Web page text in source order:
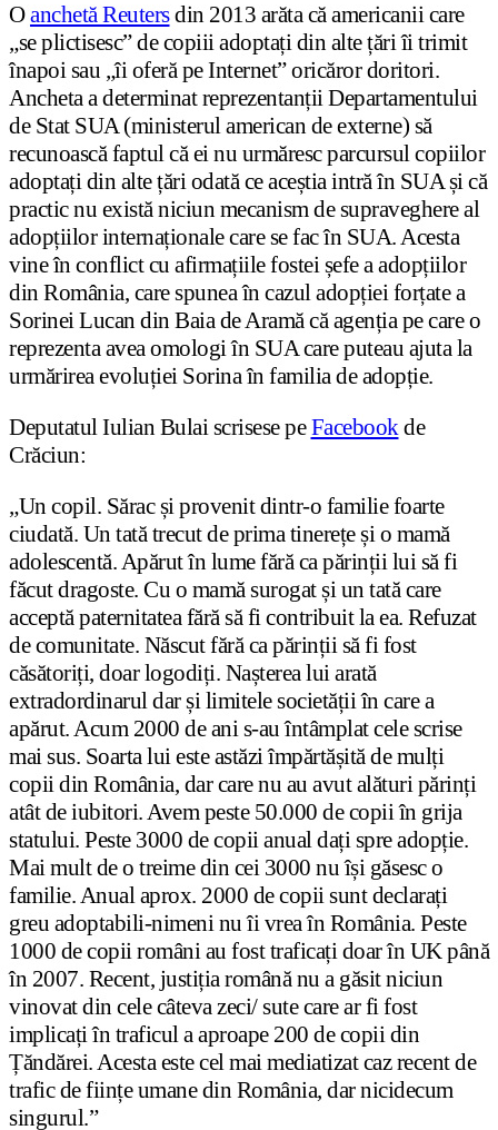
Oanchetă Reutersdin 2013 arăta că americanii care
„se plictisesc” de copiii adoptați din alte țări îi trimit
înapoi sau „îi oferă pe Internet” oricăror doritori.
Ancheta a determinat reprezentanții Departamentului
de Stat SUA (ministerul american de externe) să
recunoască faptul că ei nu urmăresc parcursul copiilor
adoptați din alte țări odată ce aceștia intră în SUA și că
practic nu există niciun mecanism de supraveghere al
adopțiilor internaționale care se fac în SUA. Acesta
vine în conflict cu afirmațiile fostei șefe a adopțiilor
din România, care spunea în cazul adopției forțate a
Sorinei Lucan din Baia de Aramă că agenția pe care o
reprezenta avea omologi în SUA care puteau ajuta la
urmărirea evoluției Sorina în familia de adopție.
Deputatul Iulian Bulai scrisese peFacebookde
Crăciun:
„Un copil. Sărac și provenit dintr-o familie foarte
ciudată. Un tată trecut de prima tinerețe și o mamă
adolescentă. Apărut în lume fără ca părinții lui să fi
făcut dragoste. Cu o mamă surogat și un tată care
acceptă paternitatea fără să fi contribuit la ea. Refuzat
de comunitate. Născut fără ca părinții să fi fost
căsătoriți, doar logodiți. Nașterea lui arată
extradordinarul dar și limitele societății în care a
apărut. Acum 2000 de ani s-au întâmplat cele scrise
mai sus. Soarta lui este astăzi împărtășită de mulți
copii din România, dar care nu au avut alături părinți
atât de iubitori. Avem peste 50.000 de copii în grija
statului. Peste 3000 de copii anual dați spre adopție.
Mai mult de o treime din cei 3000 nu își găsesc o
familie. Anual aprox. 2000 de copii sunt declarați
greu adoptabili-nimeni nu îi vrea în România. Peste
1000 de copii români au fost traficați doar în UK până
în 2007. Recent, justiția română nu a găsit niciun
vinovat din cele câteva zeci/ sute care ar fi fost
implicați în traficul a aproape 200 de copii din
Țăndărei. Acesta este cel mai mediatizat caz recent de
trafic de ființe umane din România, dar nicidecum
singurul.”